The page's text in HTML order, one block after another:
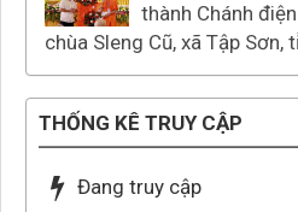
thành Chánh
chùa Sleng Cũ, xã Tập Sơn,
THỐNG KÊ TRUY CẬP
Đang truy cập